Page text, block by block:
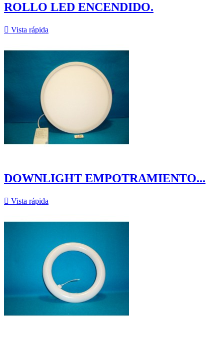
ROLLO LED ENCENDIDO.
 Vista rápida
DOWNLIGHT EMPOTRAMIENTO...
 Vista rápida